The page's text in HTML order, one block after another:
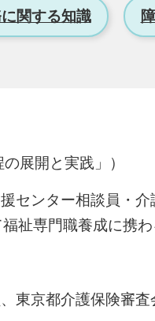
関する知識
展開と実践」）
センター相談員・介
祉専門職養成に携わ
東京都介護保険審査